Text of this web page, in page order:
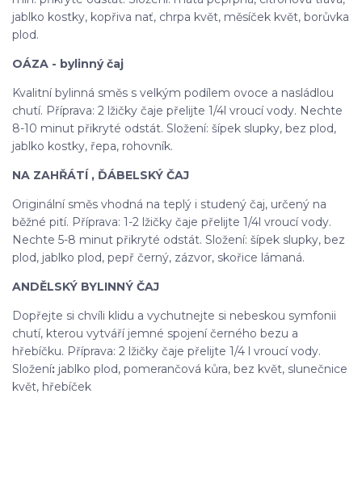
jablko kostky, kopřiva nať, chrpa květ, měsíček květ, borůvka
plod.
OÁZA - bylinný čaj
Kvalitní bylinná směs s velkým podílem ovoce a nasládlou
chutí. Příprava: 2 lžičky čaje přelijte 1/4l vroucí vody. Nechte
8-10 minut přikryté odstát. Složení: šípek slupky, bez plod,
jablko kostky, řepa, rohovník.
NA ZAHŘÁTÍ , ĎÁBELSKÝ ČAJ
Originální směs vhodná na teplý i studený čaj, určený na
běžné pití. Příprava: 1-2 lžičky čaje přelijte 1/4l vroucí vody.
Nechte 5-8 minut přikryté odstát. Složení: šípek slupky, bez
plod, jablko plod, pepř černý, zázvor, skořice lámaná.
ANDĚLSKÝ BYLINNÝ ČAJ
Dopřejte si chvíli klidu a vychutnejte si nebeskou symfonii
chutí, kterou vytváří jemné spojení černého bezu a
hřebíčku. Příprava: 2 lžičky čaje přelijte 1/4 l vroucí vody.
Složení: jablko plod, pomerančová kůra, bez květ, slunečnice
květ, hřebíček